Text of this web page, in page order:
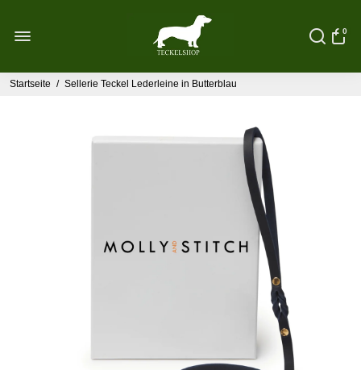
0
Startseite / Sellerie Teckel Lederleine in Butterblau